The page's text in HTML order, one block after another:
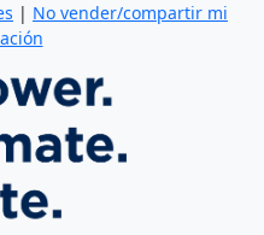
| No vender/compartir mi